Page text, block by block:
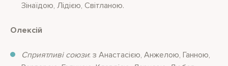
Зінаїдою, Лідією, Світланою.
Олексій
Сприятливі союзи: з Анастасією, Анжелою, Ганною,